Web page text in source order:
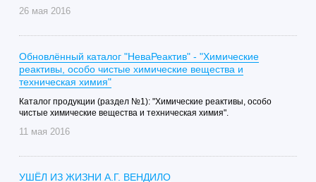
26 мая 2016
Обновлённый каталог "НеваРеактив" - "Химические
реактивы, особо чистые химические вещества и
техническая химия"
Каталог продукции (раздел №1): "Химические реактивы, особо
чистые химические вещества и техническая химия".
11 мая 2016
УШЁЛ ИЗ ЖИЗНИ А.Г. ВЕНДИЛО